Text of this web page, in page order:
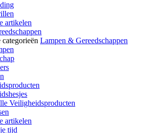
artikelen
Lampen & Gereedschappen
Veiligheidsproducten
artikelen
tijd